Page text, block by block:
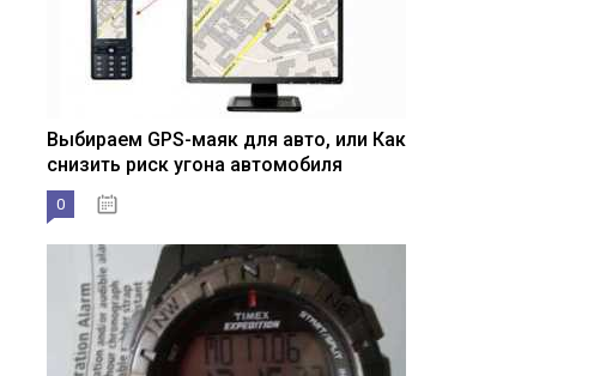
Выбираем GPS-маяк для авто, или Как
снизить риск угона автомобиля
0